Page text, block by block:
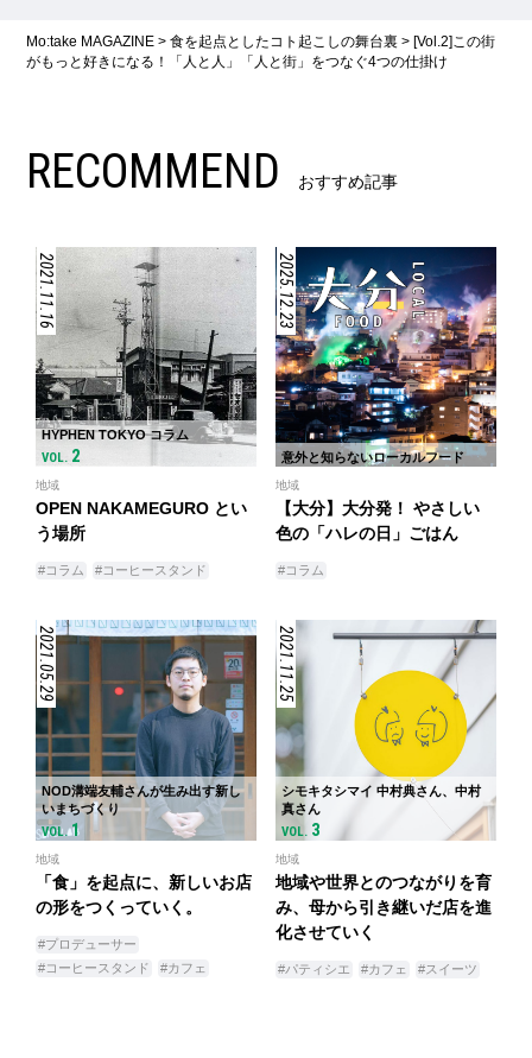
Mo:take MAGAZINE >食を起点としたコト起こしの舞台裏 >[Vol.2]この街
がもっと好きになる！「人と人」「人と街」をつなぐ4つの仕掛け
RECOMMEND おすすめ記事
2021.11.16
HYPHEN TOKYO コラム
VOL. 2
地域
OPEN NAKAMEGURO とい
う場所
#コラム #コーヒースタンド
2025.12.23
意外と知らないローカルフード
地域
【大分】大分発！ やさしい
色の「ハレの日」ごはん
#コラム
2021.05.29
NOD溝端友輔さんが生み出す新し
いまちづくり
VOL.1
地域
「食」を起点に、新しいお店
の形をつくっていく。
#プロデューサー
#コーヒースタンド
#カフェ
2021.11.25
シモキタシマイ 中村典さん、中村
真さん
VOL. 3
地域
地域や世界とのつながりを育
み、母から引き継いだ店を進
化させていく
#パティシエ #カフェ #スイーツ